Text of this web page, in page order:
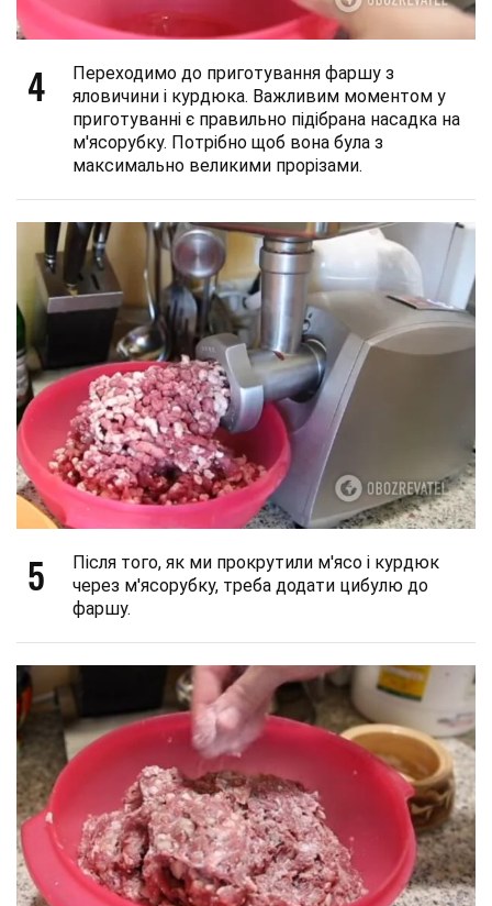
4
Переходимо до приготування фаршу з
яловичини і курдюка. Важливим моментом у
приготуванні є правильно підібрана насадка на
м'ясорубку. Потрібно щоб вона була з
максимально великими прорізами.
5
Після того, як ми прокрутили м'ясо і курдюк
через м'ясорубку, треба додати цибулю до
фаршу.